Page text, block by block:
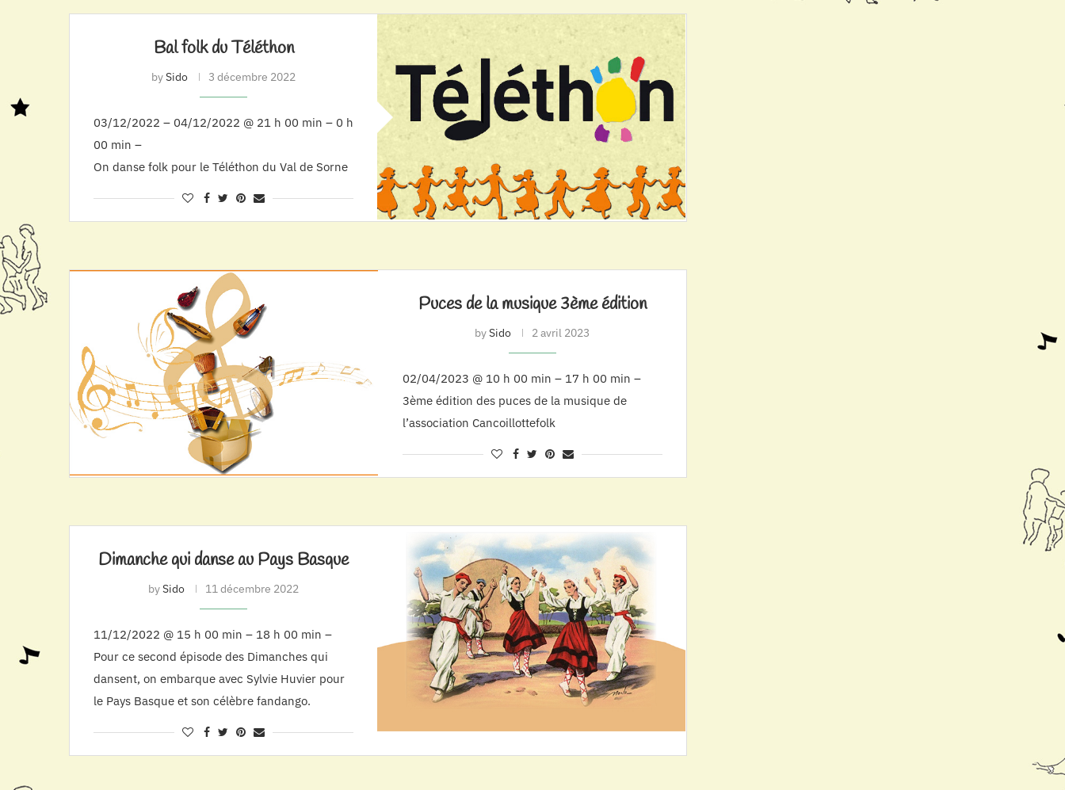
Bal folk du Téléthon
bySido 3 décembre 2022
03/12/2022 – 04/12/2022 @ 21 h 00 min – 0 h
00 min –
On danse folk pour le Téléthon du Val de Sorne
Puces de la musique 3ème édition
bySido 2 avril 2023
02/04/2023 @ 10 h 00 min – 17 h 00 min –
3ème édition des puces de la musique de
l’association Cancoillottefolk
Dimanche qui danse au Pays Basque
bySido 11 décembre 2022
11/12/2022 @ 15 h 00 min – 18 h 00 min –
Pour ce second épisode des Dimanches qui
dansent, on embarque avec Sylvie Huvier pour
le Pays Basque et son célèbre fandango.